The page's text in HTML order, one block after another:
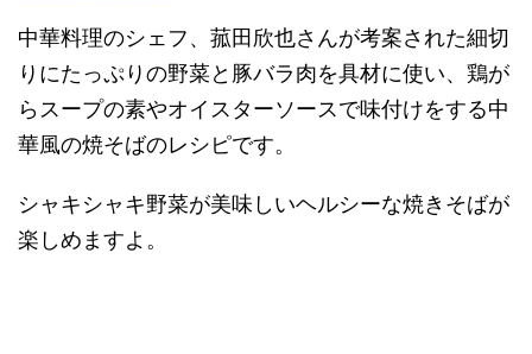
中華料理のシェフ、菰田欣也さんが考案された細切
りにたっぷりの野菜と豚バラ肉を具材に使い、鶏が
らスープの素やオイスターソースで味付けをする中
華風の焼そばのレシピです。
シャキシャキ野菜が美味しいヘルシーな焼きそばが
楽しめますよ。